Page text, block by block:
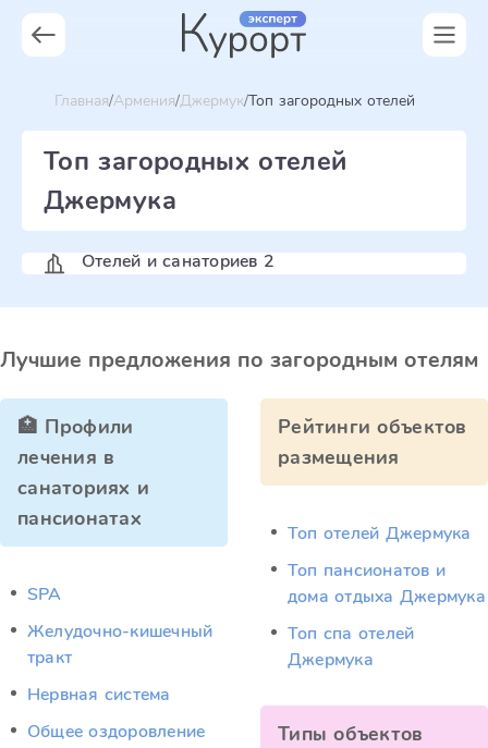
Главная Армения Джермук Топ загородных отелей
Топ загородных отелей
Джермука
Отелей и санаториев 2
Лучшие предложения по загородным отелям
🏥 Профили
лечения в
санаториях и
пансионатах
SPA
Желудочно-кишечный
тракт
Нервная система
Общее оздоровление
Рейтинги объектов
размещения
Топ отелей Джермука
Топ пансионатов и
дома отдыха Джермука
Топ спа отелей
Джермука
Типы объектов